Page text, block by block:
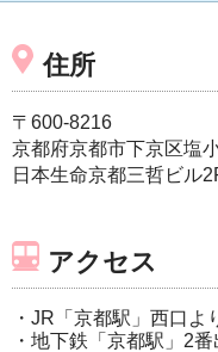
住所
〒600-8216
京都府京都市下京区塩
日本生命京都三哲ビル
アクセス
・JR「京都駅」西口よ
・地下鉄「京都駅」2